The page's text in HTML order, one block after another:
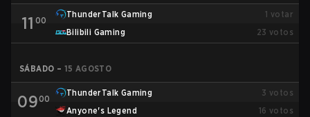
11 00
ThunderTalk Gaming 1 votar
Bilibili Gaming
23 votos
SÁBADO – 15 AGOSTO
0900
ThunderTalk Gaming 3 votos
Anyone's Legend
16 votos